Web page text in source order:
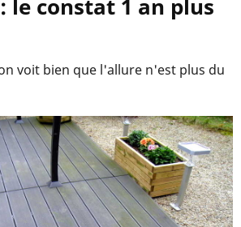
le constat 1 an plus
voit bien que l'allure n'est plus du